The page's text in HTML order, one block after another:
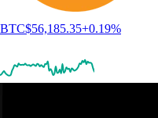
BTC$56,185.35+0.19%